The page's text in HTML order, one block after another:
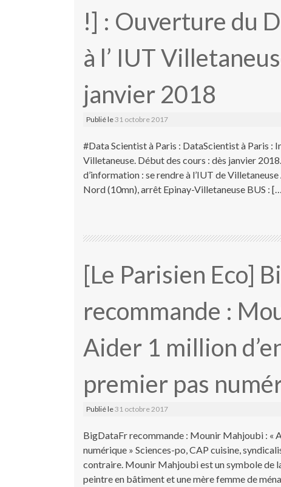
!] : Ouverture du
à l’ IUT
janvier 2018
Publié le31 octobre 2017
#Data Scientist à Paris : DataScientist à Paris :
Villetaneuse. Début des cours : dès janvier
d’information : se rendre à l’IUT de
Nord (10mn), arrêt Epinay-Villetaneuse BUS :
[Le Parisien Eco]
recommande :
Aider 1 million
premier pas
Publié le31 octobre 2017
BigDataFr recommande : Mounir Mahjoubi : «
numérique » Sciences-po, CAP cuisine,
contraire. Mounir Mahjoubi est un symbole de
peintre en bâtiment et une mère femme de